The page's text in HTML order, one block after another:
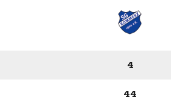
4
44